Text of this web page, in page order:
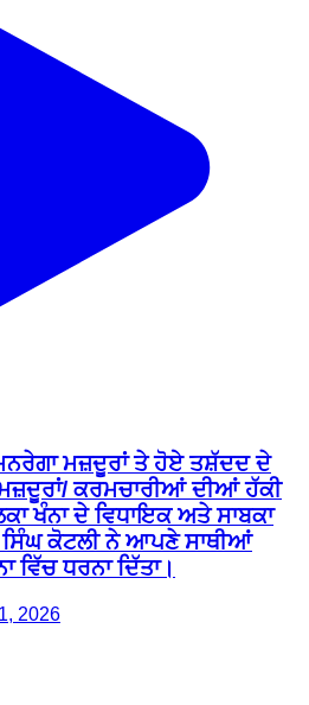
ਮਜ਼ਦੂਰਾਂ ਤੇ ਹੋਏ ਤਸ਼ੱਦਦ ਦੇ
ਕਰਮਚਾਰੀਆਂ ਦੀਆਂ ਹੱਕੀ
ਖੰਨਾ ਦੇ ਵਿਧਾਇਕ ਅਤੇ ਸਾਬਕਾ
ਸਿੰਘ ਕੋਟਲੀ ਨੇ ਆਪਣੇ ਸਾਥੀਆਂ
ਧਰਨਾ ਦਿੱਤਾ।
2026